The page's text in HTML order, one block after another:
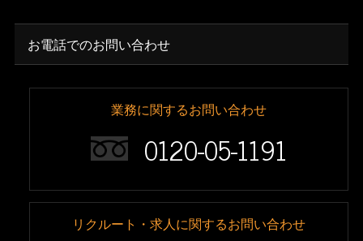
お電話でのお問い合わせ
業務に関するお問い合わせ
0120-05-1191
リクルート・求人に関するお問い合わせ